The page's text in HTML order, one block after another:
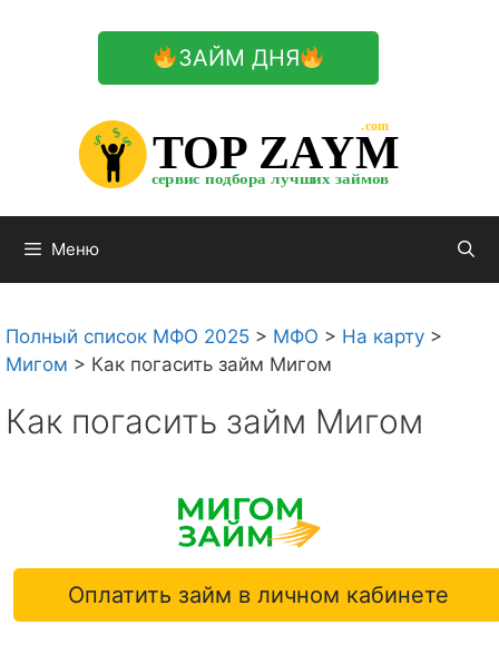
ЗАЙМ ДНЯ
TOP ZAYM
сервис подбора лучших займов
.com
$
$
$
Меню
Полный список МФО 2025 > МФО > На карту >
Мигом > Как погасить займ Мигом
Как погасить займ Мигом
Оплатить займ в личном кабинете